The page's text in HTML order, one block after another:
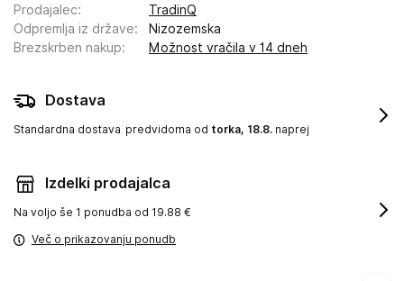
Prodajalec:
TradinQ
Odpremlja iz države:
Nizozemska
Brezskrben nakup: Možnost vračila v 14 dneh
Dostava
Standardna dostava predvidoma od torka, 18.8. naprej
Izdelki prodajalca
Na voljo še 1 ponudba od 19.88 €
Več o prikazovanju ponudb